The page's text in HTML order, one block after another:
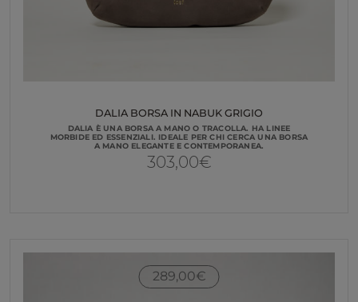
DALIA BORSA IN NABUK GRIGIO
DALIA È UNA BORSA A MANO O TRACOLLA. HA LINEE
MORBIDE ED ESSENZIALI. IDEALE PER CHI CERCA UNA BORSA
A MANO ELEGANTE E CONTEMPORANEA.
303,00€
289,00€